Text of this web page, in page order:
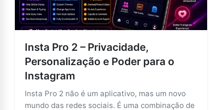
Insta Pro 2 – Privacidade,
Personalização e Poder para o
Instagram
Insta Pro 2 não é um aplicativo, mas um novo
mundo das redes sociais. É uma combinação de